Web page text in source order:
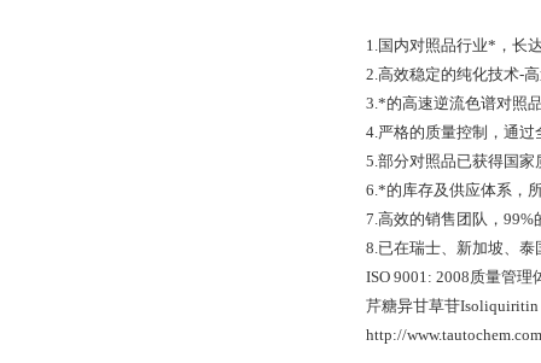
1.国内对照品行业*，长
2.高效稳定的纯化技术-
3.*的高速逆流色谱对照
4.严格的质量控制，通过
5.部分对照品已获得国
6.*的库存及供应体系，
7.高效的销售团队，99%
8.已在瑞士、新加坡、
ISO 9001: 2008质量管
芹糖异甘草苷Isoliquiritin
http://